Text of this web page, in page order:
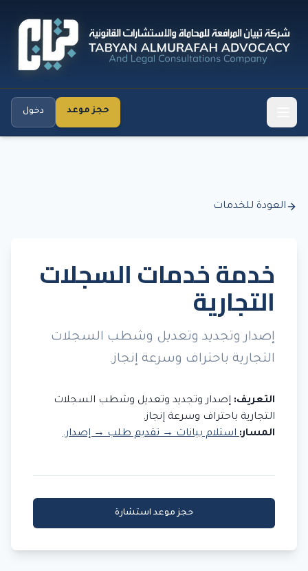
حجز موعد دخول
العودة للخدمات
خدمة خدمات السجلات
التجارية
إصدار وتجديد وتعديل وشطب السجلات
التجارية باحتراف وسرعة إنجاز.
التعريف: إصدار وتجديد وتعديل وشطب السجلات
التجارية باحتراف وسرعة إنجاز.
المسار:استلام بيانات → تقديم طلب → إصدار.
حجز موعد استشارة